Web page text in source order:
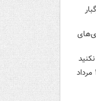
روزنامه‌های ورزشی امروز یک‌شنبه ۱۸ مرداد